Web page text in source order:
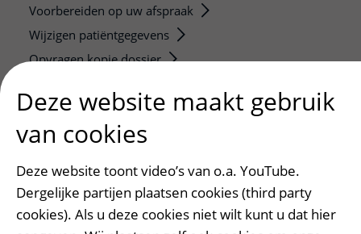
Voorbereiden op uw afspraak
Wijzigen patiëntgegevens
Opvragen kopie dossier
Onderwijs en onderzoek
Onze opleidingen
De Nieuwe Utrechtse School
Stage en opleidingsplaatsen
Research
Deze website maakt gebruik
van cookies
Deze website toont video’s van o.a. YouTube.
Dergelijke partijen plaatsen cookies (third party
cookies). Als u deze cookies niet wilt kunt u dat hier